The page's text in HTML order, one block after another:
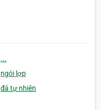
...
ngói lợp
đá tự nhiên